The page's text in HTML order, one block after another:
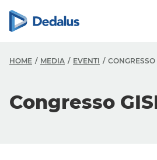
HOME MEDIA EVENTI
Congresso